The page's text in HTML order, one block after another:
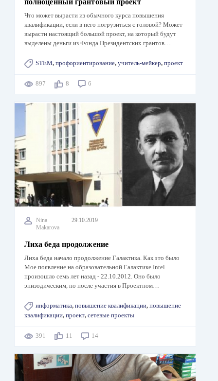
полноценный грантовый проект
Что может вырасти из обычного курса повышения
квалификации, если в него погрузиться с головой? Может
вырасти настоящий большой проект, на который будут
выделены деньги из Фонда Президентских грантов…
STEM, профориентирование, учитель-мейкер, проект
897 8 6
Nina
Makarova
29.10.2019
Лиха беда продолжение
Лиха беда начало продолжение Галактика. Как это было
Мое появление на образовательной Галактике Intel
произошло семь лет назад - 22.10.2012. Оно было
эпизодическим, но после участия в Проектном…
информатика, повышение квалификации, повышение
квалификации, проект, сетевые проекты
391 11 14